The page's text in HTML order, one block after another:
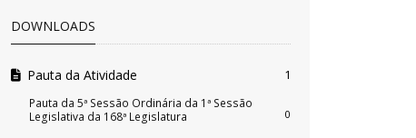
DOWNLOADS
Pauta da Atividade 1
Pauta da 5ª Sessão Ordinária da 1ª Sessão
Legislativa da 168ª Legislatura
0